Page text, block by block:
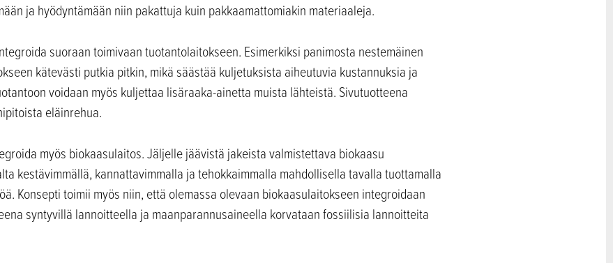
ja hyödyntämään niin pakattuja kuin pakkaamattomiakin materiaaleja.
suoraan toimivaan tuotantolaitokseen. Esimerkiksi panimosta nestemäinen
kätevästi putkia pitkin, mikä säästää kuljetuksista aiheutuvia kustannuksia ja
voidaan myös kuljettaa lisäraaka-ainetta muista lähteistä. Sivutuotteena
eläinrehua.
myös biokaasulaitos. Jäljelle jäävistä jakeista valmistettava biokaasu
kestävimmällä, kannattavimmalla ja tehokkaimmalla mahdollisella tavalla tuottamalla
Konsepti toimii myös niin, että olemassa olevaan biokaasulaitokseen integroidaan
syntyvillä lannoitteella ja maanparannusaineella korvataan fossiilisia lannoitteita